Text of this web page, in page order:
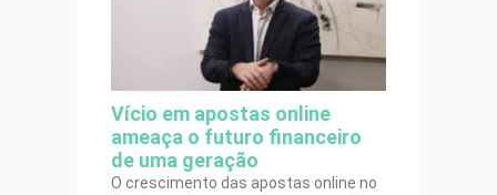
Vício em apostas online
ameaça o futuro financeiro
de uma geração
O crescimento das apostas online no